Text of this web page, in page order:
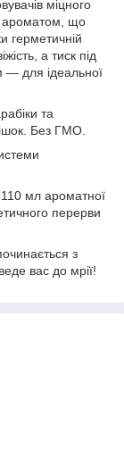
міцного
ароматом, що
герметичній
а тиск під
— для ідеальної
та
Без ГМО.
мл ароматної
перерви
з
вас до мрії!